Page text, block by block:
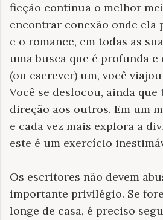
ficção continua o melhor
encontrar conexão onde ela
e o romance, em todas as
uma busca que é profunda
(ou escrever) um, você
Você se deslocou, ainda que
direção aos outros. Em um
e cada vez mais explora a
este é um exercício
Os escritores não devem
importante privilégio. Se
longe de casa, é preciso